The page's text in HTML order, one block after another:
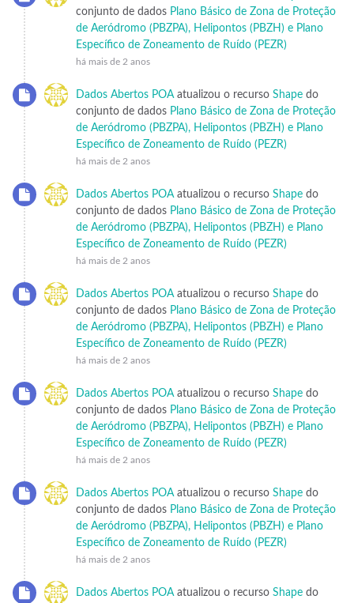
conjunto de dados Plano Básico de Zona de Proteção
de Aeródromo (PBZPA), Helipontos (PBZH) e Plano
Específico de Zoneamento de Ruído (PEZR)
há mais de 2 anos
Dados Abertos POAatualizou o recurso Shape do
conjunto de dados Plano Básico de Zona de Proteção
de Aeródromo (PBZPA), Helipontos (PBZH) e Plano
Específico de Zoneamento de Ruído (PEZR)
há mais de 2 anos
Dados Abertos POAatualizou o recurso Shape do
conjunto de dados Plano Básico de Zona de Proteção
de Aeródromo (PBZPA), Helipontos (PBZH) e Plano
Específico de Zoneamento de Ruído (PEZR)
há mais de 2 anos
Dados Abertos POAatualizou o recurso Shape do
conjunto de dados Plano Básico de Zona de Proteção
de Aeródromo (PBZPA), Helipontos (PBZH) e Plano
Específico de Zoneamento de Ruído (PEZR)
há mais de 2 anos
Dados Abertos POAatualizou o recurso Shape do
conjunto de dados Plano Básico de Zona de Proteção
de Aeródromo (PBZPA), Helipontos (PBZH) e Plano
Específico de Zoneamento de Ruído (PEZR)
há mais de 2 anos
Dados Abertos POAatualizou o recurso Shape do
conjunto de dados Plano Básico de Zona de Proteção
de Aeródromo (PBZPA), Helipontos (PBZH) e Plano
Específico de Zoneamento de Ruído (PEZR)
há mais de 2 anos
Dados Abertos POAatualizou o recurso Shape do